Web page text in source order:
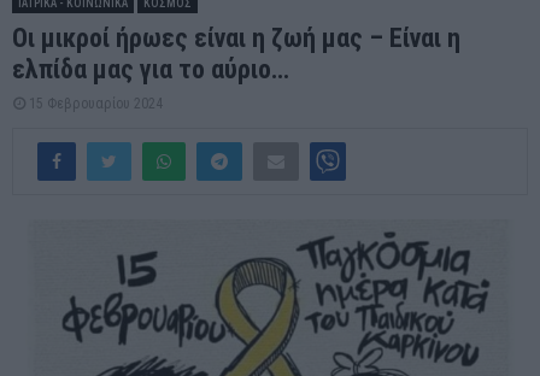
ΙΑΤΡΙΚΑ - ΚΟΙΝΩΝΙΚΑ ΚΟΣΜΟΣ
Οι μικροί ήρωες είναι η ζωή μας – Είναι η
ελπίδα μας για το αύριο…
15 Φεβρουαρίου 2024